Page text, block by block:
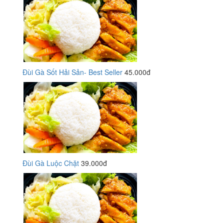
Đùi Gà Sốt Hải Sản- Best Seller 45.000đ
Đùi Gà Luộc Chặt 39.000đ